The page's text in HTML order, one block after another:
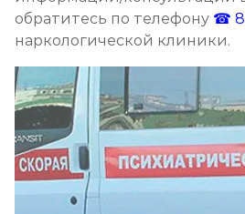
обратитесь по телефону ☎ 8
наркологической клиники.